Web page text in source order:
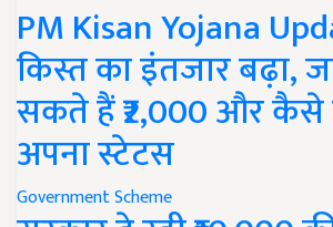
PM Kisan Yojana
किस्त का इंतजार बढ़ा,
सकते हैं ₹2,000 और
अपना स्टेटस
Government Scheme